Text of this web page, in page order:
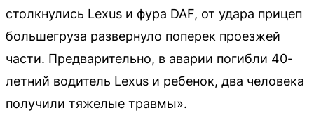
столкнулись Lexus и фура DAF, от удара прицеп
большегруза развернуло поперек проезжей
части. Предварительно, в аварии погибли 40-
летний водитель Lexus и ребенок, два человека
получили тяжелые травмы».